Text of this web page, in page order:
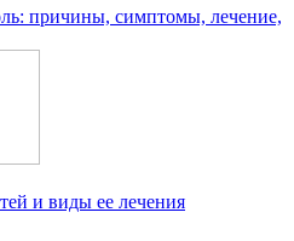
причины, симптомы, лечение,
и виды ее лечения